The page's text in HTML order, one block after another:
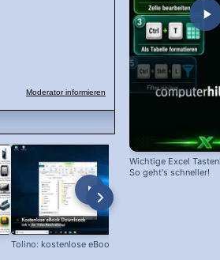
Moderator informieren
Tolino: kostenlose eBooks laden!
Wichtige Excel
So geht's schneller!